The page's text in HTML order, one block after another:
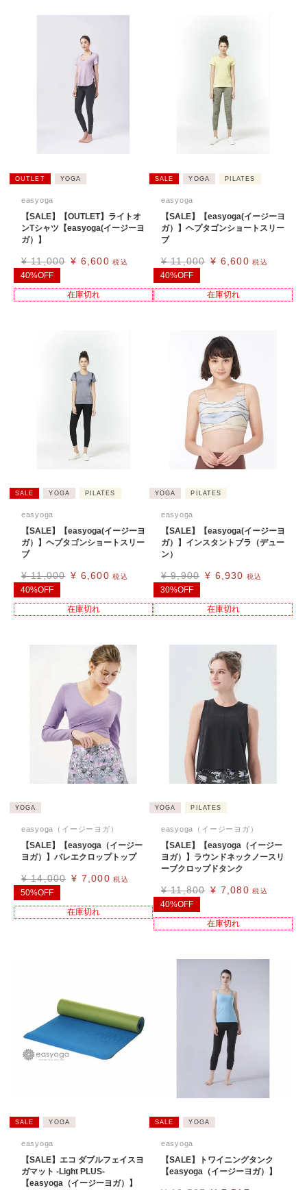
OUTLET YOGA
easyoga
【SALE】【OUTLET】ライトオ
ンTシャツ【easyoga(イージーヨ
ガ）】
¥ 11,000 ¥ 6,600 税込
40%OFF
在庫切れ
SALE YOGA PILATES
easyoga
【SALE】【easyoga(イージーヨ
ガ）】ヘプタゴンショートスリー
ブ
¥ 11,000 ¥ 6,600 税込
40%OFF
在庫切れ
SALE YOGA PILATES
easyoga
【SALE】【easyoga(イージーヨ
ガ）】ヘプタゴンショートスリー
ブ
¥ 11,000 ¥ 6,600 税込
40%OFF
在庫切れ
YOGA PILATES
easyoga
【SALE】【easyoga(イージーヨ
ガ）】インスタントブラ（デュー
ン）
¥ 9,900 ¥ 6,930 税込
30%OFF
在庫切れ
YOGA
easyoga（イージーヨガ）
【SALE】【easyoga（イージー
ヨガ）】バレエクロップトップ
¥ 14,000 ¥ 7,000 税込
50%OFF
在庫切れ
YOGA PILATES
easyoga（イージーヨガ）
【SALE】【easyoga（イージー
ヨガ）】ラウンドネックノースリ
ーブクロップドタンク
¥ 11,800 ¥ 7,080 税込
40%OFF
在庫切れ
SALE YOGA
easyoga
【SALE】エコ ダブルフェイスヨ
ガマット -Light PLUS-
【easyoga（イージーヨガ）】
SALE YOGA
easyoga
【SALE】トワイニングタンク
【easyoga（イージーヨガ）】